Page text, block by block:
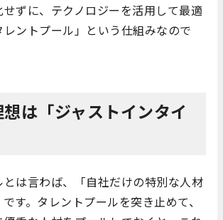
せずに、テクノロジーを活用して最適
ントプール」という仕組みなので
は「ジャストインタイ
は言わば、「自社だけの特別な人材
す。タレントプールを突き止めて、